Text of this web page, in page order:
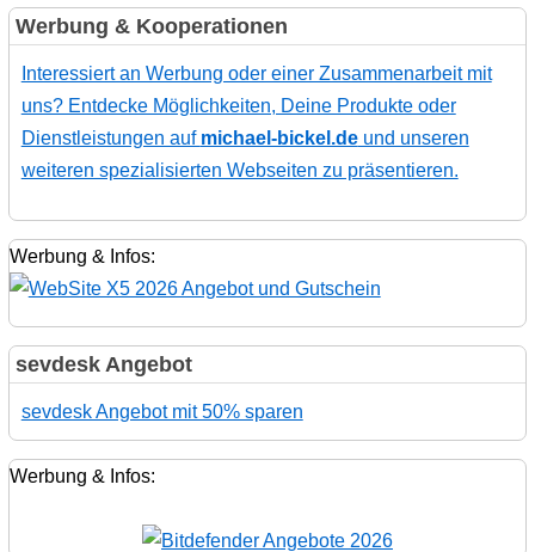
Werbung & Kooperationen
Interessiert an Werbung oder einer Zusammenarbeit mit
uns? Entdecke Möglichkeiten, Deine Produkte oder
Dienstleistungen auf michael-bickel.deund unseren
weiteren spezialisierten Webseiten zu präsentieren.
Werbung & Infos:
sevdesk Angebot
sevdesk Angebot mit 50% sparen
Werbung & Infos: